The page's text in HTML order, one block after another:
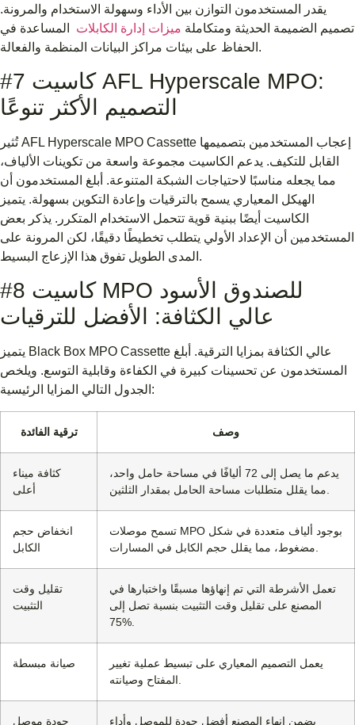
يقدر المستخدمون التوازن بين الأداء وسهولة الاستخدام والمرونة.
تصميم الضميمة الحديثة ومتكاملة ميزات إدارة الكابلات
المساعدة في
الحفاظ على بيئات مراكز البيانات المنظمة والفعالة.
#7 كاسيت AFL Hyperscale MPO:
تُثير AFL Hyperscale MPO Cassette إعجاب المستخدمين بتصميمها
القابل للتكيف. يدعم الكاسيت مجموعة واسعة من تكوينات الألياف،
مما يجعله مناسبًا لاحتياجات الشبكة المتنوعة. أبلغ المستخدمون أن
الهيكل المعياري يسمح بالترقيات وإعادة التكوين بسهولة. يتميز
الكاسيت أيضًا ببنية قوية تتحمل الاستخدام المتكرر. يذكر بعض
المستخدمين أن الإعداد الأولي يتطلب تخطيطًا دقيقًا، لكن المرونة على
المدى الطويل تفوق هذا الإزعاج البسيط.
#8 كاسيت MPO للصندوق الأسود
يتميز Black Box MPO Cassette عالي الكثافة بمزايا الترقية. أبلغ
المستخدمون عن تحسينات كبيرة في الكفاءة وقابلية التوسع. ويلخص
الجدول التالي المزايا الرئيسية:
ترقية الفائدة وصف
كثافة ميناء
أعلى
يدعم ما يصل إلى 72 أليافًا في مساحة حامل واحد،
انخفاض حجم
الكابل
تسمح موصلات MPO بوجود ألياف متعددة في شكل
تقليل وقت
التثبيت
تعمل الأشرطة التي تم إنهاؤها مسبقًا واختبارها في
المصنع على تقليل وقت التثبيت بنسبة تصل إلى
75%.
صيانة مبسطة
يعمل التصميم المعياري على تبسيط عملية تغيير
جودة موصل يضمن إنهاء المصنع أفضل جودة للموصل وأداء